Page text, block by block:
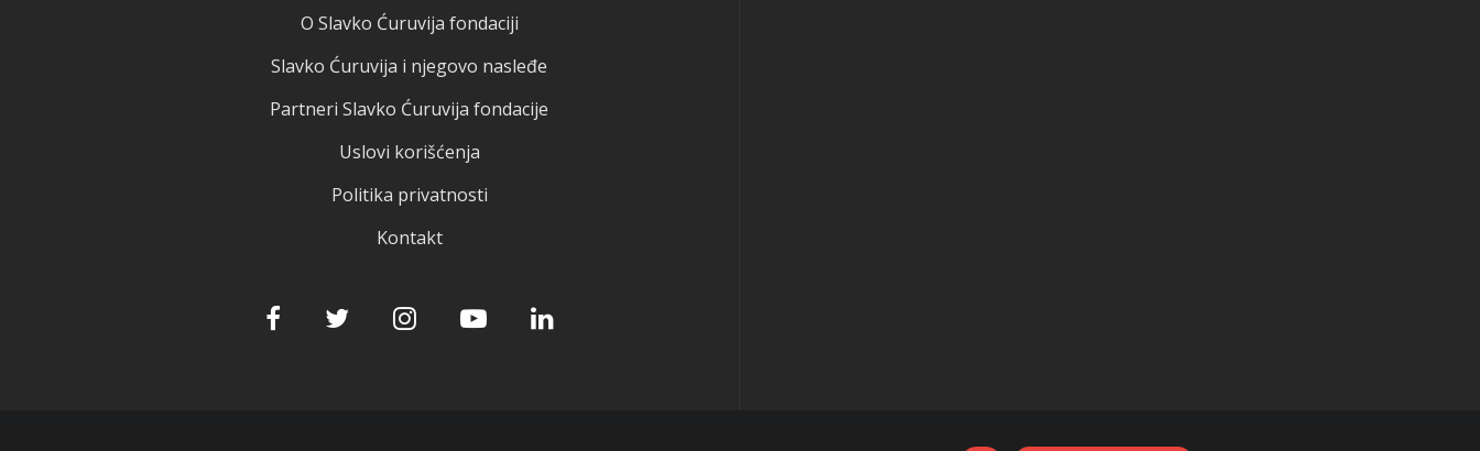
O Slavko Ćuruvija fondaciji
Slavko Ćuruvija i njegovo nasleđe
Partneri Slavko Ćuruvija fondacije
Uslovi korišćenja
Politika privatnosti
Kontakt